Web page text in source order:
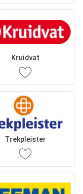
Kruidvat
Trekpleister